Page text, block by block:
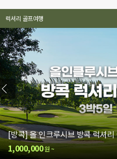
크루시브 방콕 럭셔리 골프 3박5일
원 ~
골프여행
타야] 올 인크루시브 시암CC 럭셔리
원 ~
럭셔리 골프여행
[방콕] 올 인크루시브 방콕 럭셔리
1,000,000원 ~